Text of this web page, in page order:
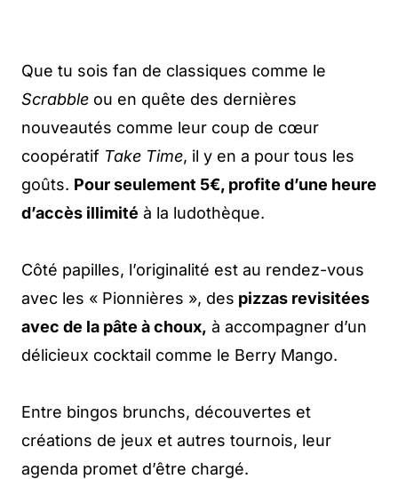
Que tu sois fan de classiques comme le
Scrabble ou en quête des dernières
nouveautés comme leur coup de cœur
coopératif Take Time, il y en a pour tous les
goûts. Pour seulement 5€, profite d’une heure
d’accès illimité à la ludothèque.
Côté papilles, l’originalité est au rendez-vous
avec les « Pionnières », des pizzas revisitées
avec de la pâte à choux, à accompagner d’un
délicieux cocktail comme le Berry Mango.
Entre bingos brunchs, découvertes et
créations de jeux et autres tournois, leur
agenda promet d’être chargé.